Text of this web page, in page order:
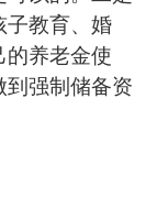
子教育、婚
养老金使
强制储备资